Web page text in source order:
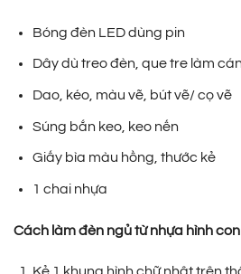
Bóng đèn LED dùng pin
Dây dù treo đèn, que tre làm
Dao, kéo, màu vẽ, bút vẽ/ cọ vẽ
Súng bắn keo, keo nến
Giấy bìa màu hồng, thước kẻ
1 chai nhựa
Cách làm đèn ngủ từ nhựa hình